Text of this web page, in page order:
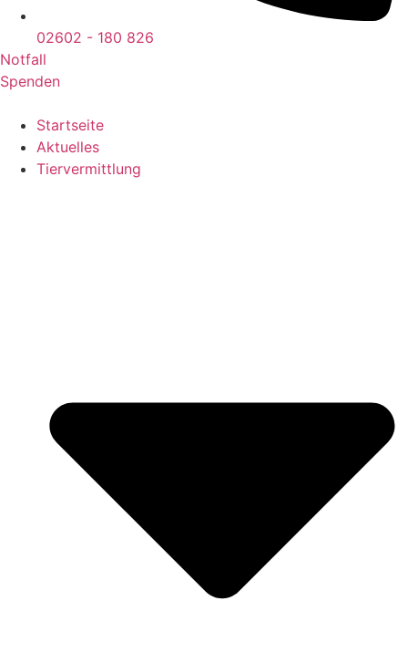
02602 - 180 826
Notfall
Spenden
Startseite
Aktuelles
Tiervermittlung